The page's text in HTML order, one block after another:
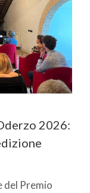
2026:
del Premio